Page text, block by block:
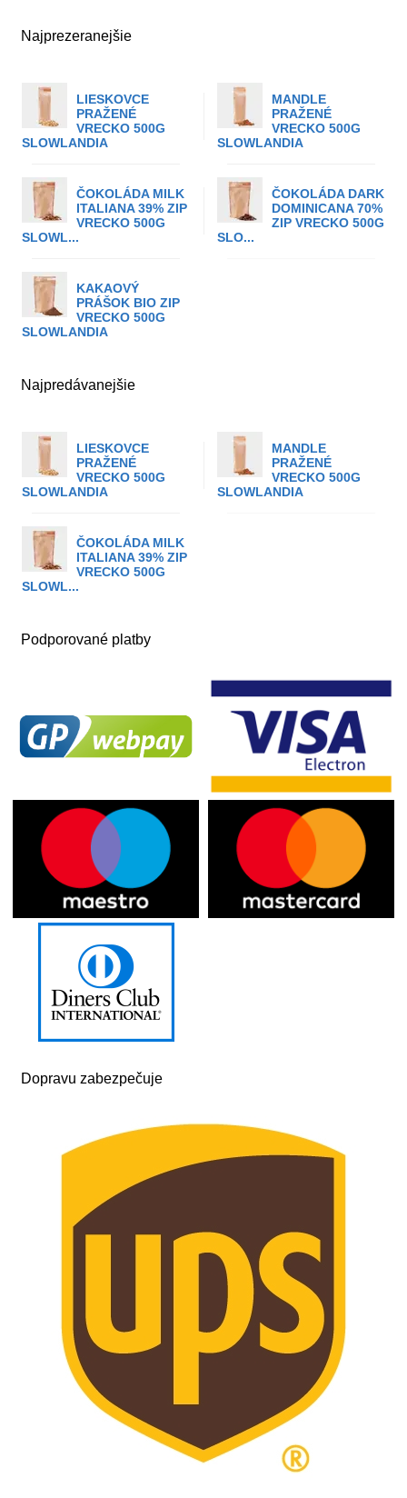
Najprezeranejšie
LIESKOVCE
PRAŽENÉ
VRECKO 500G
SLOWLANDIA
MANDLE
PRAŽENÉ
VRECKO 500G
SLOWLANDIA
ČOKOLÁDA MILK
ITALIANA 39% ZIP
VRECKO 500G
SLOWL...
ČOKOLÁDA DARK
DOMINICANA 70%
ZIP VRECKO 500G
SLO...
KAKAOVÝ
PRÁŠOK BIO ZIP
VRECKO 500G
SLOWLANDIA
Najpredávanejšie
LIESKOVCE
PRAŽENÉ
VRECKO 500G
SLOWLANDIA
MANDLE
PRAŽENÉ
VRECKO 500G
SLOWLANDIA
ČOKOLÁDA MILK
ITALIANA 39% ZIP
VRECKO 500G
SLOWL...
Podporované platby
Dopravu zabezpečuje